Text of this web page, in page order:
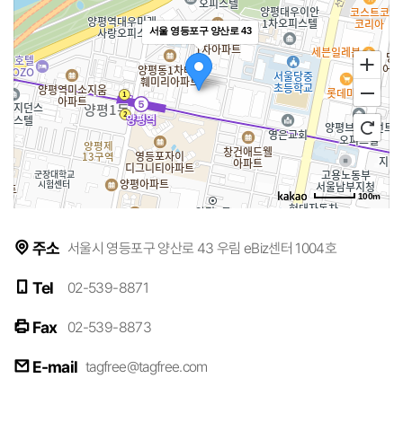
서울 영등포구 양산로 43
100m
주소 서울시 영등포구 양산로 43 우림 eBiz센터 1004호
Tel 02-539-8871
Fax 02-539-8873
E-mail tagfree@tagfree.com